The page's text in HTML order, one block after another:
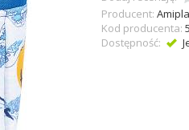
Producent:
Kod producenta:
Dostępność: